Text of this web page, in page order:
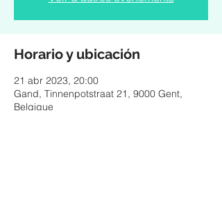
Horario y ubicación
21 abr 2023, 20:00
Gand, Tinnenpotstraat 21, 9000 Gent,
Belgique